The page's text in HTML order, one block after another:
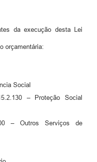
da execução desta Lei
orçamentária:
Social
– Proteção Social
– Outros Serviços de